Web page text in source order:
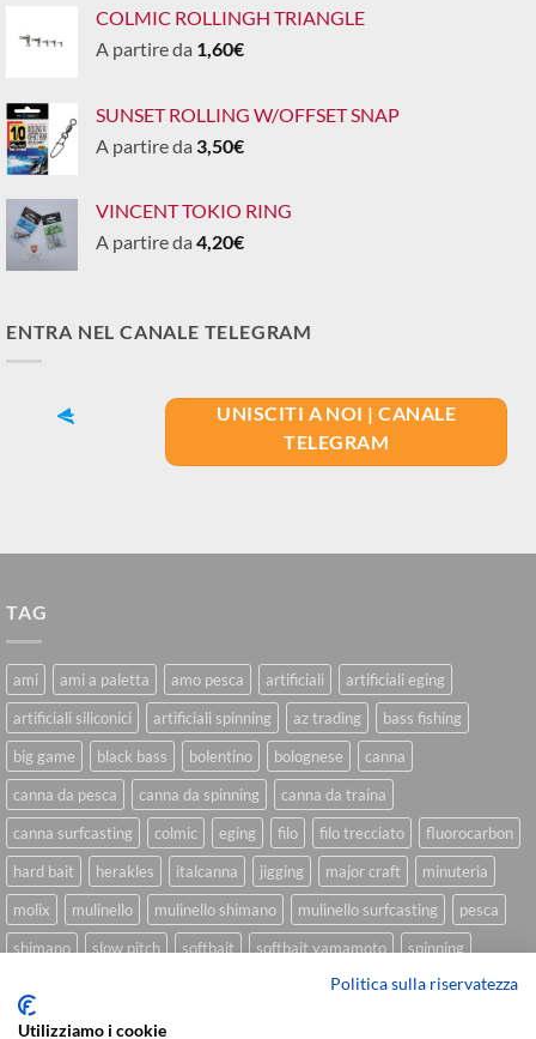
COLMIC ROLLINGH TRIANGLE
A partire da 1,60€
SUNSET ROLLING W/OFFSET SNAP
A partire da 3,50€
VINCENT TOKIO RING
A partire da 4,20€
ENTRA NEL CANALE TELEGRAM
UNISCITI A NOI | CANALE
TELEGRAM
TAG
ami ami a paletta amo pesca artificiali
artificiali eging
artificiali siliconici
artificiali spinning az trading
bass fishing
big game
black bass bolentino bolognese
canna
canna da pesca
canna da spinning
canna da traina
canna surfcasting
colmic eging filo filo trecciato
fluorocarbon
hard bait
herakles italcanna jigging major craft
minuteria
molix
mulinello mulinello shimano mulinello surfcasting
pesca
shimano
slow pitch softbait softbait yamamoto
spinning
trecciato trolling tubertini
Politica sulla riservatezza
Utilizziamo i cookie